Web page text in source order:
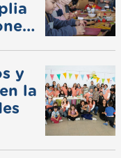
y
la